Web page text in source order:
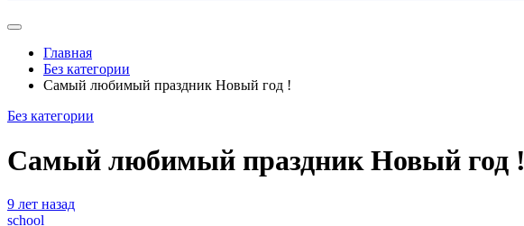
Главная
Без категории
Самый любимый праздник Новый год !
Без категории
Самый любимый праздник Новый год !
9 лет назад
school